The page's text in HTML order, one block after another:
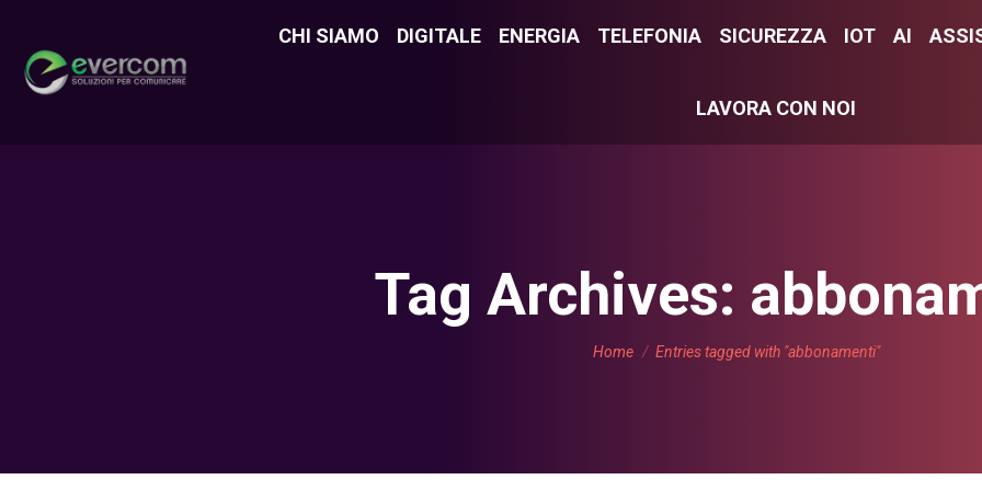
CHI SIAMO DIGITALE ENERGIA TELEFONIA SICUREZZA IOT AI
LAVORA CON NOI
Tag Archives:
You are here:
Home Entries tagged with "abbonamenti"
CHI SIAMO DIGITALE ENERGIA TELEFONIA SICUREZZA IOT AI
LAVORA CON NOI